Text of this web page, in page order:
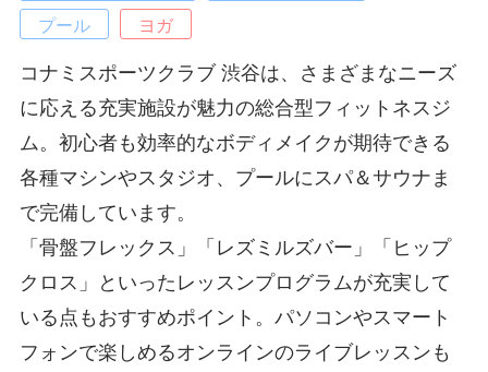
プール
ヨガ
コナミスポーツクラブ 渋谷は、さまざまなニーズ
に応える充実施設が魅力の総合型フィットネスジ
ム。初心者も効率的なボディメイクが期待できる
各種マシンやスタジオ、プールにスパ＆サウナま
で完備しています。
「骨盤フレックス」「レズミルズバー」「ヒップ
クロス」といったレッスンプログラムが充実して
いる点もおすすめポイント。パソコンやスマート
フォンで楽しめるオンラインのライブレッスンも